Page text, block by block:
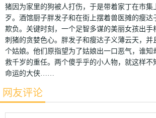
猪因为家里的狗被人打伤，于是带着家丁在市集
歹。酒馆厨子胖发子和在街上摆着兽医摊的瘦达
欺负。关键时刻，一个足智多谋的美丽女孩出手
刺猪的贪婪色心。胖发子和瘦达子义薄云天，并
个姑娘。他们原指望为了姑娘出一口恶气，谁知
救千岁的重任。两个傻乎乎的小人物，就这样不
命运的大侠……
网友评论